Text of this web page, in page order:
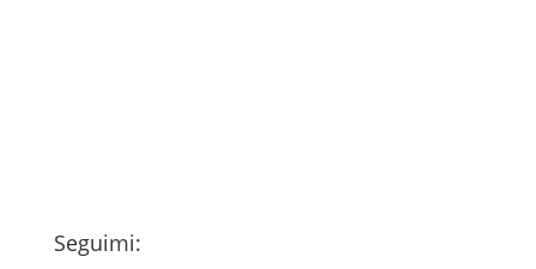
Seguimi: